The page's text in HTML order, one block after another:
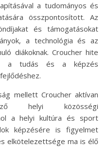
a tudományos és
összpontosított. Az
és támogatásokat
a technológia és az
diákoknak. Croucher hite
a tudás és a képzés
mellett Croucher aktívan
helyi közösségi
a helyi kultúra és sport
képzésére is figyelmet
elkötelezettsége ma is élő